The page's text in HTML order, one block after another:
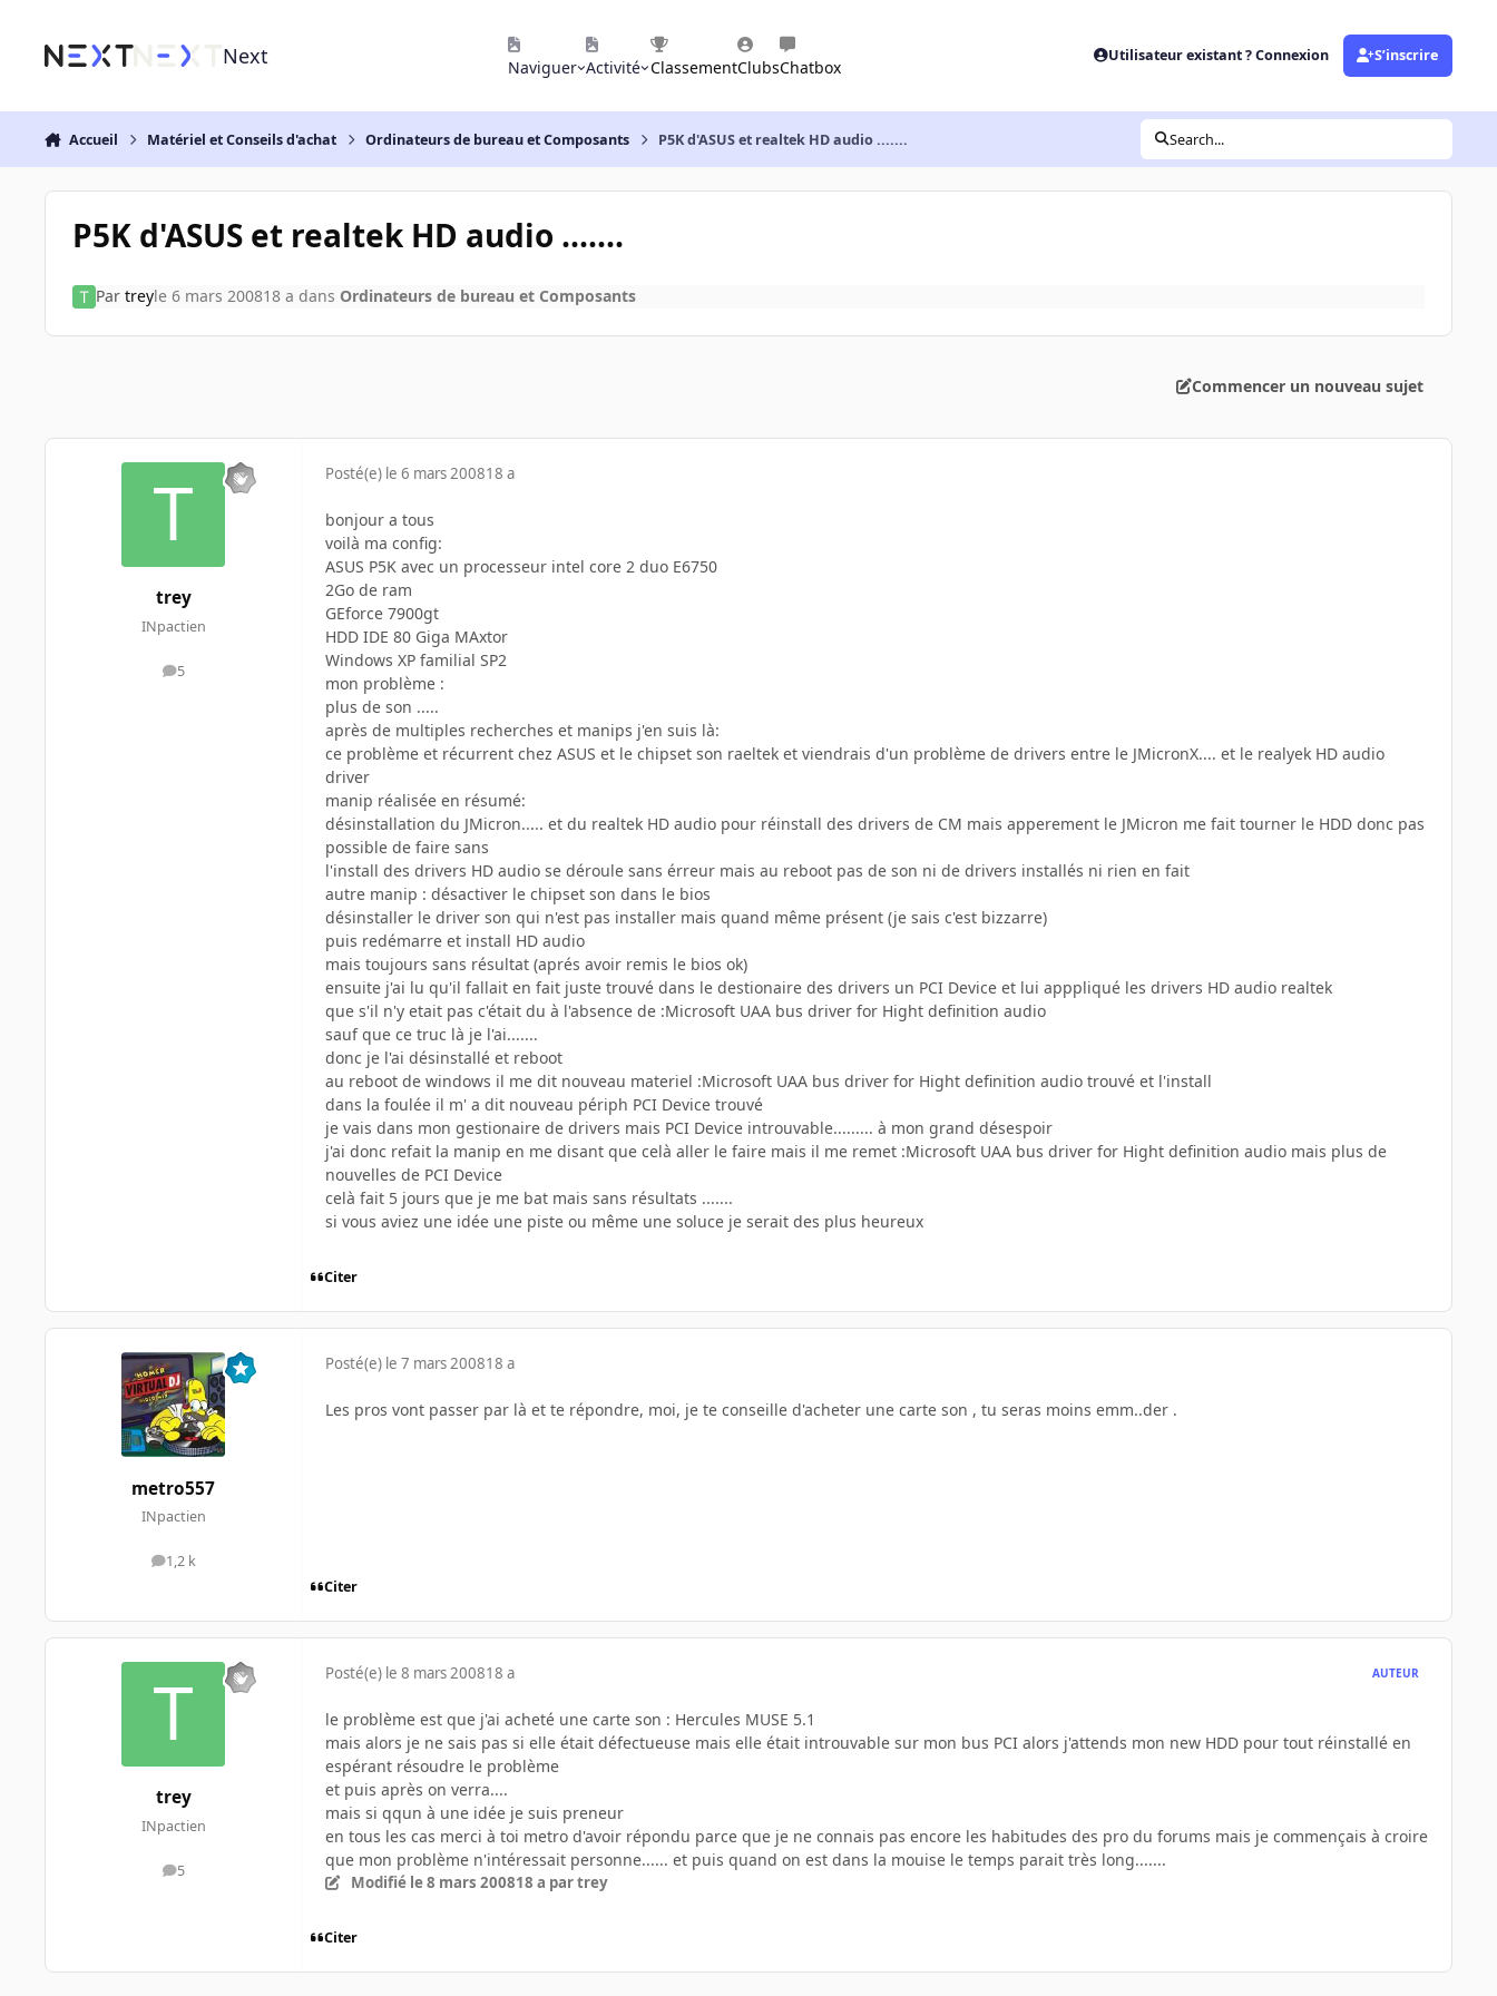
Next Naviguer Activité ClassementClubsChatbox
Utilisateur existant ? Connexion S’inscrire
Accueil Matériel et Conseils d'achat Ordinateurs de bureau et Composants P5K d'ASUS et realtek HD audio ....... Search...
P5K d'ASUS et realtek HD audio .......
Par treyle 6 mars 200818 a dans Ordinateurs de bureau et Composants
Commencer un nouveau sujet
trey
INpactien
5
messages
Posté(e) le 6 mars 200818 a
bonjour a tous
voilà ma config:
ASUS P5K avec un processeur intel core 2 duo E6750
2Go de ram
GEforce 7900gt
HDD IDE 80 Giga MAxtor
Windows XP familial SP2
mon problème :
plus de son .....
après de multiples recherches et manips j'en suis là:
ce problème et récurrent chez ASUS et le chipset son raeltek et viendrais d'un problème de drivers entre le JMicronX.... et le realyek HD audio
driver
manip réalisée en résumé:
désinstallation du JMicron..... et du realtek HD audio pour réinstall des drivers de CM mais apperement le JMicron me fait tourner le HDD donc pas
possible de faire sans
l'install des drivers HD audio se déroule sans érreur mais au reboot pas de son ni de drivers installés ni rien en fait
autre manip : désactiver le chipset son dans le bios
désinstaller le driver son qui n'est pas installer mais quand même présent (je sais c'est bizzarre)
puis redémarre et install HD audio
mais toujours sans résultat (aprés avoir remis le bios ok)
ensuite j'ai lu qu'il fallait en fait juste trouvé dans le destionaire des drivers un PCI Device et lui apppliqué les drivers HD audio realtek
que s'il n'y etait pas c'était du à l'absence de :Microsoft UAA bus driver for Hight definition audio
sauf que ce truc là je l'ai.......
donc je l'ai désinstallé et reboot
au reboot de windows il me dit nouveau materiel :Microsoft UAA bus driver for Hight definition audio trouvé et l'install
dans la foulée il m' a dit nouveau périph PCI Device trouvé
je vais dans mon gestionaire de drivers mais PCI Device introuvable......... à mon grand désespoir
j'ai donc refait la manip en me disant que celà aller le faire mais il me remet :Microsoft UAA bus driver for Hight definition audio mais plus de
nouvelles de PCI Device
celà fait 5 jours que je me bat mais sans résultats .......
si vous aviez une idée une piste ou même une soluce je serait des plus heureux
Citer
metro557
INpactien
1,2 k
messages
Posté(e) le 7 mars 200818 a
Les pros vont passer par là et te répondre, moi, je te conseille d'acheter une carte son , tu seras moins emm..der .
Citer
trey
INpactien
5
messages
Posté(e) le 8 mars 200818 a AUTEUR
le problème est que j'ai acheté une carte son : Hercules MUSE 5.1
mais alors je ne sais pas si elle était défectueuse mais elle était introuvable sur mon bus PCI alors j'attends mon new HDD pour tout réinstallé en
espérant résoudre le problème
et puis après on verra....
mais si qqun à une idée je suis preneur
en tous les cas merci à toi metro d'avoir répondu parce que je ne connais pas encore les habitudes des pro du forums mais je commençais à croire
que mon problème n'intéressait personne...... et puis quand on est dans la mouise le temps parait très long.......
Modifié le 8 mars 200818 a par trey
Citer